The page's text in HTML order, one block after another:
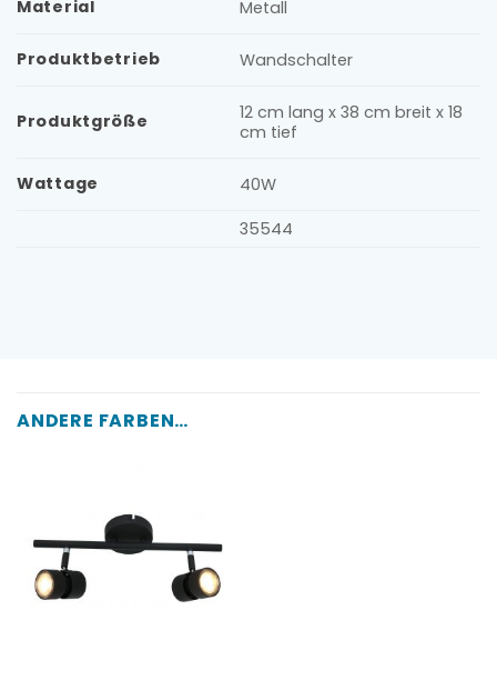
Material Metall
Produktbetrieb Wandschalter
Produktgröße
12 cm lang x 38 cm breit x 18
cm tief
Wattage
40W
35544
ANDERE FARBEN …